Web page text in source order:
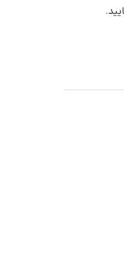
اصلی پروانه و صفحه نصب موتور و درپوش پشت قاب از ورق ۳ میلیمتر می